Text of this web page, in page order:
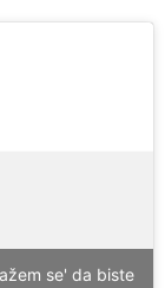
se' da biste